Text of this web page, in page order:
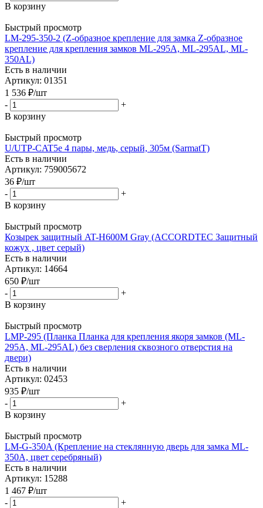
В корзину
Быстрый просмотр
LM-295-350-2 (Z-образное крепление для замка Z-образное
крепление для крепления замков ML-295A, ML-295AL, ML-
350AL)
Есть в наличии
Артикул: 01351
1 536 ₽/шт
-
+
В корзину
Быстрый просмотр
U/UTP-CAT5e 4 пары, медь, серый, 305м (SarmatT)
Есть в наличии
Артикул: 759005672
36 ₽/шт
-
+
В корзину
Быстрый просмотр
Козырек защитный AT-H600M Gray (ACCORDTEC Защитный
кожух , цвет серый)
Есть в наличии
Артикул: 14664
650 ₽/шт
-
+
В корзину
Быстрый просмотр
LMP-295 (Планка Планка для крепления якоря замков (ML-
295A, ML-295AL) без сверления сквозного отверстия на
двери)
Есть в наличии
Артикул: 02453
935 ₽/шт
-
+
В корзину
Быстрый просмотр
LM-G-350A (Крепление на стеклянную дверь для замка ML-
350A, цвет серебряный)
Есть в наличии
Артикул: 15288
1 467 ₽/шт
-
+